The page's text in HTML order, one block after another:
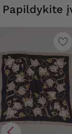
Papildykite